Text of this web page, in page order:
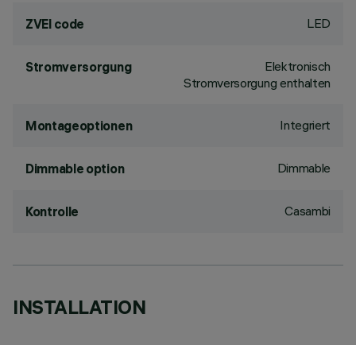
ZVEI code LED
Stromversorgung
Elektronisch
Stromversorgung enthalten
Montageoptionen Integriert
Dimmable option Dimmable
Kontrolle Casambi
INSTALLATION